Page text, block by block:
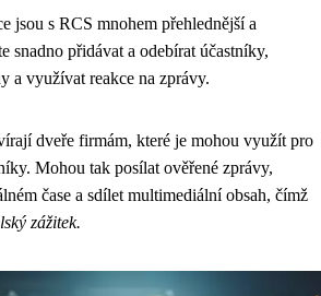
jsou s RCS mnohem přehlednější a
snadno přidávat a odebírat účastníky,
a využívat reakce na zprávy.
dveře firmám, které je mohou využít pro
Mohou tak posílat ověřené zprávy,
čase a sdílet multimediální obsah, čímž
zážitek.